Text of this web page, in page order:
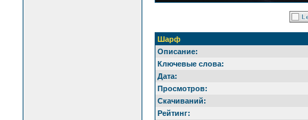
Шарф
Описание:
Ключевые слова:
Дата:
Просмотров:
Скачиваний:
Рейтинг: